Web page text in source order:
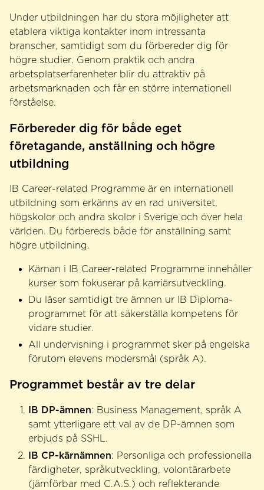
Under utbildningen har du stora möjligheter att
etablera viktiga kontakter inom intressanta
branscher, samtidigt som du förbereder dig för
högre studier. Genom praktik och andra
arbetsplatserfarenheter blir du attraktiv på
arbetsmarknaden och får en större internationell
förståelse.
Förbereder dig för både eget
företagande, anställning och högre
utbildning
IB Career-related Programme är en internationell
utbildning som erkänns av en rad universitet,
högskolor och andra skolor i Sverige och över hela
världen. Du förbereds både för anställning samt
högre utbildning.
Kärnan i IB Career-related Programme innehåller
kurser som fokuserar på karriärsutveckling.
Du läser samtidigt tre ämnen ur IB Diploma-
programmet för att säkerställa kompetens för
vidare studier.
All undervisning i programmet sker på engelska
förutom elevens modersmål (språk A).
Programmet består av tre delar
IB DP-ämnen: Business Management, språk A
samt ytterligare ett val av de DP-ämnen som
erbjuds på SSHL.
IB CP-kärnämnen: Personliga och professionella
färdigheter, språkutveckling, volontärarbete
(jämförbar med C.A.S.) och reflekterande